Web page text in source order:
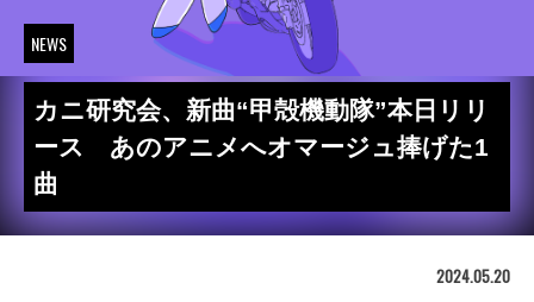
NEWS
カニ研究会、新曲“甲殻機動隊”本日リリ
ース あのアニメへオマージュ捧げた1
曲
2024.05.20